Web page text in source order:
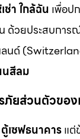
ช่า ใกล้ฉัน เพื่อป
ด้วยประสบกา
นด์
สีลม
ภัยส่วนตัวของ
ตู้เซฟธนาคารแต่